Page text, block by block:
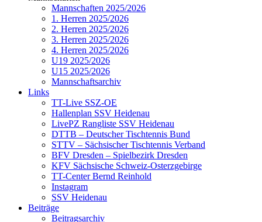
Mannschaften 2025/2026
1. Herren 2025/2026
2. Herren 2025/2026
3. Herren 2025/2026
4. Herren 2025/2026
U19 2025/2026
U15 2025/2026
Mannschaftsarchiv
Links
TT-Live SSZ-OE
Hallenplan SSV Heidenau
LivePZ Rangliste SSV Heidenau
DTTB – Deutscher Tischtennis Bund
STTV – Sächsischer Tischtennis Verband
BFV Dresden – Spielbezirk Dresden
KFV Sächsische Schweiz-Osterzgebirge
TT-Center Bernd Reinhold
Instagram
SSV Heidenau
Beiträge
Beitragsarchiv